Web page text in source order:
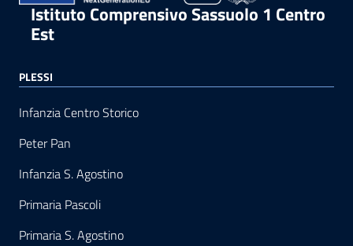
Istituto Comprensivo Sassuolo 1 Centro
Est
PLESSI
Infanzia Centro Storico
Peter Pan
Infanzia S. Agostino
Primaria Pascoli
Primaria S. Agostino